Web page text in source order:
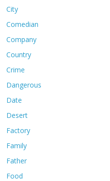
City
Comedian
Company
Country
Crime
Dangerous
Date
Desert
Factory
Family
Father
Food